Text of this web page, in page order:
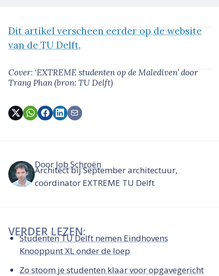
Dit artikel verscheen eerder op de website
van de TU Delft.
Cover: ‘EXTREME studenten op de Malediven’door
Trang Phan(bron: TU Delft)
Door Job Schroën
Architect bij September architectuur,
coördinator EXTREME TU Delft
VERDER LEZEN:
Studenten TU Delft nemen Eindhovens
Knooppunt XL onder de loep
Zo stoom je studenten klaar voor opgavegericht